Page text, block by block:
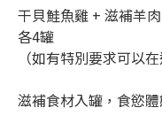
干貝鮭魚雞 + 滋補羊
各4罐
（如有特別要求可以
滋補食材入罐，食慾體